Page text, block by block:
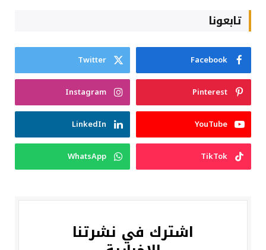
تابعونا
Facebook
Twitter
Pinterest
Instagram
YouTube
LinkedIn
TikTok
WhatsApp
اشترك في نشرتنا